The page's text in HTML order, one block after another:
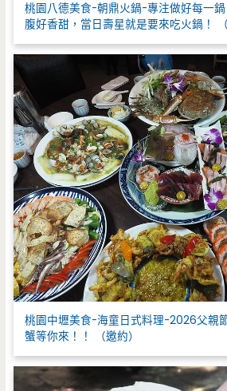
桃園八德美食-朝鼎火鍋-專注做好每一
腹好香甜，當日壽星就是要來吃火鍋！ （
桃園中壢美食-海童日式料理-2026父親
蟹等你來！！ （邀約）